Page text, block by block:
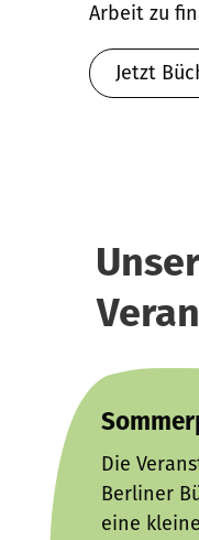
Arbeit zu
Jetzt
Die
Berliner
eine